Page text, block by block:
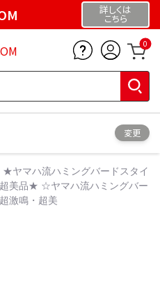
詳しくは
こちら
0
変更
★ヤマハ流ハミングバードスタイ
美品★ ☆ヤマハ流ハミングバー
激鳴・超美